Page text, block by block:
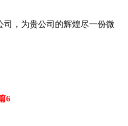
司，为贵公司的辉煌尽一份微
6